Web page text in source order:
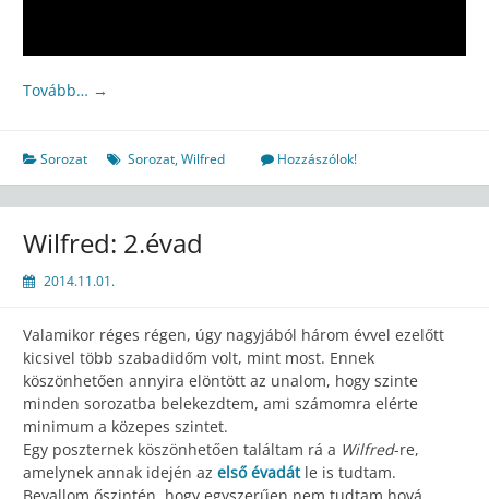
Tovább… →
Sorozat Sorozat,Wilfred Hozzászólok!
Wilfred: 2.évad
2014.11.01.
Valamikor réges régen, úgy nagyjából három évvel ezelőtt
kicsivel több szabadidőm volt, mint most. Ennek
köszönhetően annyira elöntött az unalom, hogy szinte
minden sorozatba belekezdtem, ami számomra elérte
minimum a közepes szintet.
Egy poszternek köszönhetően találtam rá a Wilfred-re,
amelynek annak idején az első évadát le is tudtam.
Bevallom őszintén, hogy egyszerűen nem tudtam hová